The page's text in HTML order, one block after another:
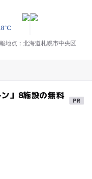
地点：北海道札幌市中央区
」8施設の無料